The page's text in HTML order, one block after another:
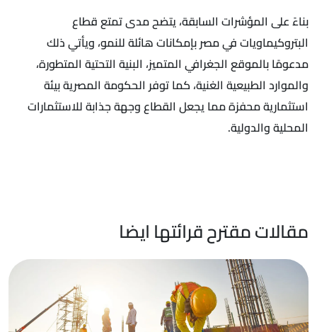
بناءً على المؤشرات السابقة، يتضح مدى تمتع قطاع
البتروكيماويات في مصر بإمكانات هائلة للنمو، ويأتي ذلك
مدعومًا بالموقع الجغرافي المتميز، البنية التحتية المتطورة،
والموارد الطبيعية الغنية، كما توفر الحكومة المصرية بيئة
استثمارية محفزة مما يجعل القطاع وجهة جذابة للاستثمارات
المحلية والدولية.
مقالات مقترح قرائتها ايضا